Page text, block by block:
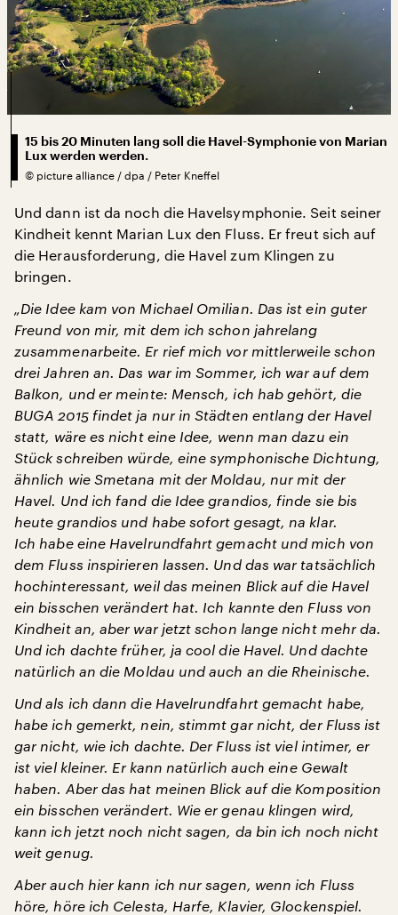
15 bis 20 Minuten lang soll die Havel-Symphonie von Marian
Lux werden werden.
© picture alliance / dpa / Peter Kneffel
Und dann ist da noch die Havelsymphonie. Seit seiner
Kindheit kennt Marian Lux den Fluss. Er freut sich auf
die Herausforderung, die Havel zum Klingen zu
bringen.
„Die Idee kam von Michael Omilian. Das ist ein guter
Freund von mir, mit dem ich schon jahrelang
zusammenarbeite. Er rief mich vor mittlerweile schon
drei Jahren an. Das war im Sommer, ich war auf dem
Balkon, und er meinte: Mensch, ich hab gehört, die
BUGA 2015 findet ja nur in Städten entlang der Havel
statt, wäre es nicht eine Idee, wenn man dazu ein
Stück schreiben würde, eine symphonische Dichtung,
ähnlich wie Smetana mit der Moldau, nur mit der
Havel. Und ich fand die Idee grandios, finde sie bis
heute grandios und habe sofort gesagt, na klar.
Ich habe eine Havelrundfahrt gemacht und mich von
dem Fluss inspirieren lassen. Und das war tatsächlich
hochinteressant, weil das meinen Blick auf die Havel
ein bisschen verändert hat. Ich kannte den Fluss von
Kindheit an, aber war jetzt schon lange nicht mehr da.
Und ich dachte früher, ja cool die Havel. Und dachte
natürlich an die Moldau und auch an die Rheinische.
Und als ich dann die Havelrundfahrt gemacht habe,
habe ich gemerkt, nein, stimmt gar nicht, der Fluss ist
gar nicht, wie ich dachte. Der Fluss ist viel intimer, er
ist viel kleiner. Er kann natürlich auch eine Gewalt
haben. Aber das hat meinen Blick auf die Komposition
ein bisschen verändert. Wie er genau klingen wird,
kann ich jetzt noch nicht sagen, da bin ich noch nicht
weit genug.
Aber auch hier kann ich nur sagen, wenn ich Fluss
höre, höre ich Celesta, Harfe, Klavier, Glockenspiel.